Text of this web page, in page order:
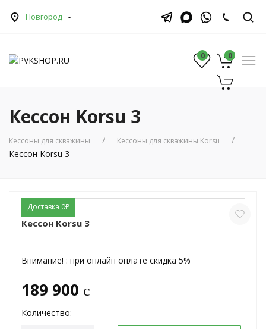
Новгород
0 0
0
Кессон Korsu 3
Кессоны для скважины Кессоны для скважины Korsu
Кессон Korsu 3
Доставка 0₽
Кессон Korsu 3
Внимание! : при онлайн оплате скидка 5%
189 900 c
Количество: